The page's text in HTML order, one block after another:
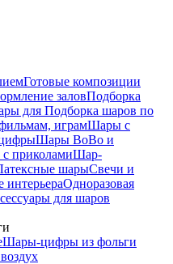
Готовые композиции
заловПодборка
для Подборка шаров по
играмШары с
Шары BoBo и
приколамиШар-
шарыСвечи и
Одноразовая
для шаров
Шары-цифры из фольги